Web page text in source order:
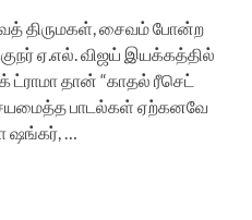
திருமகள், சைவம் போன்ற
ஏ.எல். விஜய் இயக்கத்தில்
ட்ராமா தான் “காதல் ரீசெட்
பாடல்கள் ஏற்கனவே
ஷங்கர், …